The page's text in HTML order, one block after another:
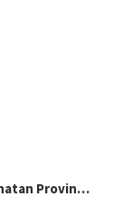
Provin…